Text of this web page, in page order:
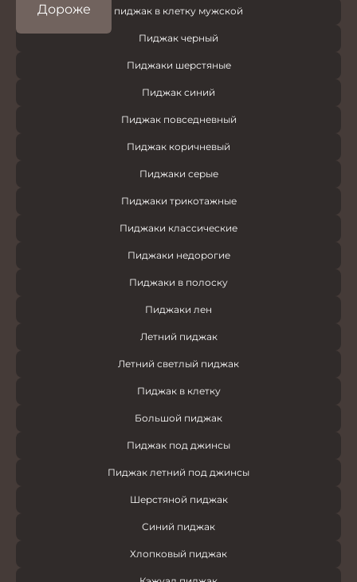
Дороже
пиджак в клетку мужской
Пиджак черный
Пиджаки шерстяные
Пиджак синий
Пиджак повседневный
Пиджак коричневый
Пиджаки серые
Пиджаки трикотажные
Пиджаки классические
Пиджаки недорогие
Пиджаки в полоску
Пиджаки лен
Летний пиджак
Летний светлый пиджак
Пиджак в клетку
Большой пиджак
Пиджак под джинсы
Пиджак летний под джинсы
Шерстяной пиджак
Синий пиджак
Хлопковый пиджак